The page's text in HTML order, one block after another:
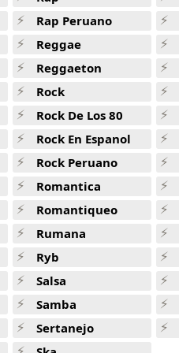
Rap Peruano
Reggae
Reggaeton
Rock
Rock De Los 80
Rock En Espanol
Rock Peruano
Romantica
Romantiqueo
Rumana
Ryb
Salsa
Samba
Sertanejo